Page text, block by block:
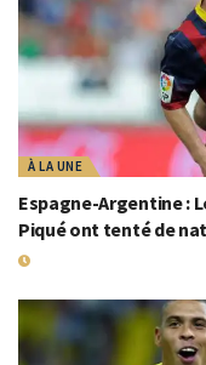
À LA UNE
Espagne-Argentine :
Piqué ont tenté de